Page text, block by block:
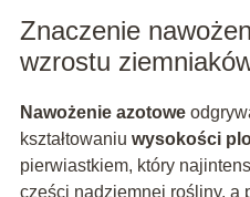
Znaczenie
wzrostu
Nawożenie azotowe
kształtowaniu wysokości
pierwiastkiem, który
części nadziemnej rośliny, a